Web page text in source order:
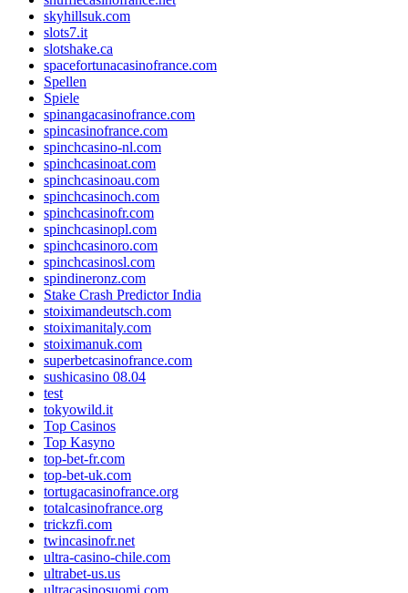
skyhillsuk.com
slots7.it
slotshake.ca
spacefortunacasinofrance.com
Spellen
Spiele
spinangacasinofrance.com
spincasinofrance.com
spinchcasino-nl.com
spinchcasinoat.com
spinchcasinoau.com
spinchcasinoch.com
spinchcasinofr.com
spinchcasinopl.com
spinchcasinoro.com
spinchcasinosl.com
spindineronz.com
Stake Crash Predictor India
stoiximandeutsch.com
stoiximanitaly.com
stoiximanuk.com
superbetcasinofrance.com
sushicasino 08.04
test
tokyowild.it
Top Casinos
Top Kasyno
top-bet-fr.com
top-bet-uk.com
tortugacasinofrance.org
totalcasinofrance.org
trickzfi.com
twincasinofr.net
ultra-casino-chile.com
ultrabet-us.us
ultracasinosuomi.com